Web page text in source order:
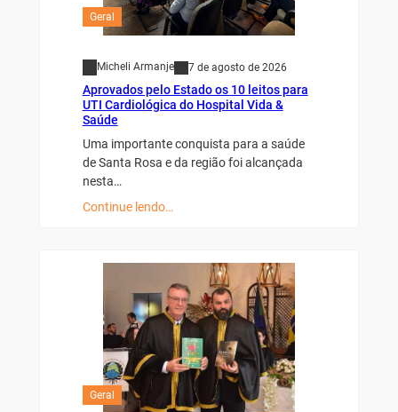
Geral
Micheli Armanje 7 de agosto de 2026
Aprovados pelo Estado os 10 leitos para
UTI Cardiológica do Hospital Vida &
Saúde
Uma importante conquista para a saúde
de Santa Rosa e da região foi alcançada
nesta…
Continue lendo…
Geral